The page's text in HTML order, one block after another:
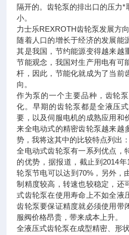
隔开的。齿轮泵的排出口的压力*
小。
力士乐REXROTH齿轮泵发展方向
随着人口的增长于经济的发展能
其是我国，节约能源变得越来越
节能观念，我国对生产用电有可
杆，因此，节能化就成为了当前
向。
作为泵的一个主要品种，齿轮
化。早期的齿轮泵都是全液压
要，以及伺服电机的成熟应用和
来全电动式的精密齿轮泵越来越
势，我将这其中的比较特点列出：
全电动式齿轮泵有一系列优点，
的优势，据报道，截止到2014
轮泵节电可以达到70%，另外，
制精度较高，转速也较稳定，还
式齿轮泵在使用寿命上不如全液
齿轮泵要保证精度就必须使用带
服阀价格昂贵，带来成本上升。
全液压式齿轮泵在成型精密、形